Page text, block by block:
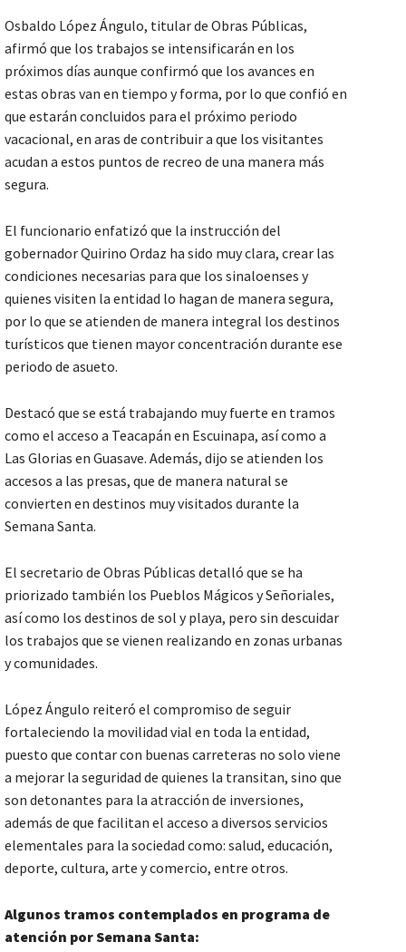
Osbaldo López Ángulo, titular de Obras Públicas,
afirmó que los trabajos se intensificarán en los
próximos días aunque confirmó que los avances en
estas obras van en tiempo y forma, por lo que confió en
que estarán concluidos para el próximo periodo
vacacional, en aras de contribuir a que los visitantes
acudan a estos puntos de recreo de una manera más
segura.
El funcionario enfatizó que la instrucción del
gobernador Quirino Ordaz ha sido muy clara, crear las
condiciones necesarias para que los sinaloenses y
quienes visiten la entidad lo hagan de manera segura,
por lo que se atienden de manera integral los destinos
turísticos que tienen mayor concentración durante ese
periodo de asueto.
Destacó que se está trabajando muy fuerte en tramos
como el acceso a Teacapán en Escuinapa, así como a
Las Glorias en Guasave. Además, dijo se atienden los
accesos a las presas, que de manera natural se
convierten en destinos muy visitados durante la
Semana Santa.
El secretario de Obras Públicas detalló que se ha
priorizado también los Pueblos Mágicos y Señoriales,
así como los destinos de sol y playa, pero sin descuidar
los trabajos que se vienen realizando en zonas urbanas
y comunidades.
López Ángulo reiteró el compromiso de seguir
fortaleciendo la movilidad vial en toda la entidad,
puesto que contar con buenas carreteras no solo viene
a mejorar la seguridad de quienes la transitan, sino que
son detonantes para la atracción de inversiones,
además de que facilitan el acceso a diversos servicios
elementales para la sociedad como: salud, educación,
deporte, cultura, arte y comercio, entre otros.
Algunos tramos contemplados en programa de
atención por Semana Santa: